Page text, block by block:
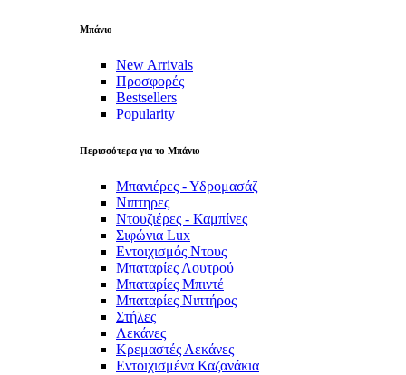
Μπάνιο
New Arrivals
Προσφορές
Bestsellers
Popularity
Περισσότερα για το Μπάνιο
Μπανιέρες - Υδρομασάζ
Νιπτηρες
Ντουζιέρες - Καμπίνες
Σιφώνια Lux
Εντοιχισμός Ντους
Μπαταρίες Λουτρού
Μπαταρίες Μπιντέ
Μπαταρίες Νιπτήρος
Στήλες
Λεκάνες
Κρεμαστές Λεκάνες
Εντοιχισμένα Καζανάκια